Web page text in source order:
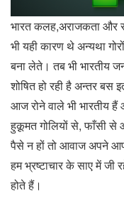
भारत कलह,अराजकता और
भी यही कारण थे अन्यथा
बना लेते। तब भी भारतीय
शोषित हो रही है अन्तर बस
आज रोने वाले भी भारतीय
हुक़ूमत गोलियों से, फाँसी
पैसे न हों तो आवाज अपने
हम भ्रष्टाचार के साए में
होते हैं।